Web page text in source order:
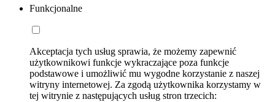
Funkcjonalne
Akceptacja tych usług sprawia, że możemy zapewnić
użytkownikowi funkcje wykraczające poza funkcje
podstawowe i umożliwić mu wygodne korzystanie z naszej
witryny internetowej. Za zgodą użytkownika korzystamy w
tej witrynie z następujących usług stron trzecich: